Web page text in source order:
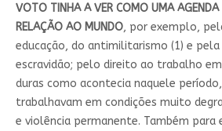
VOTO TINHA A VER COMO UMA AGENDA
RELAÇÃO AO MUNDO, por exemplo,
educação, do antimilitarismo (1) e
escravidão; pelo direito ao trabalho
duras como acontecia naquele
trabalhavam em condições muito
e violência permanente. Também